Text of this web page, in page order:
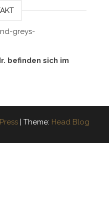
greys-
befinden sich im
| Theme: Head Blog